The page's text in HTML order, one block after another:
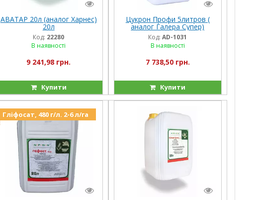
АВАТАР 20л (аналог Харнес)
20л
Код: 22280
В наявності
9 241,98 грн.
Купити
Цукрон Профи 5литров (
аналог Галера Супер)
Очищает поля от осотов .
Код: AD-1031
В наявності
7 738,50 грн.
Купити
Гліфосат, 480 г/л. 2-6 л/га